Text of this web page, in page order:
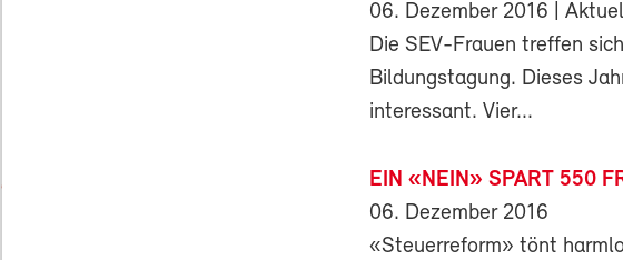
06. Dezember 2016 |
Die SEV-Frauen treffen
Bildungstagung. Dieses
interessant. Vier...
EIN «NEIN» SPART 550
06. Dezember 2016
«Steuerreform» tönt